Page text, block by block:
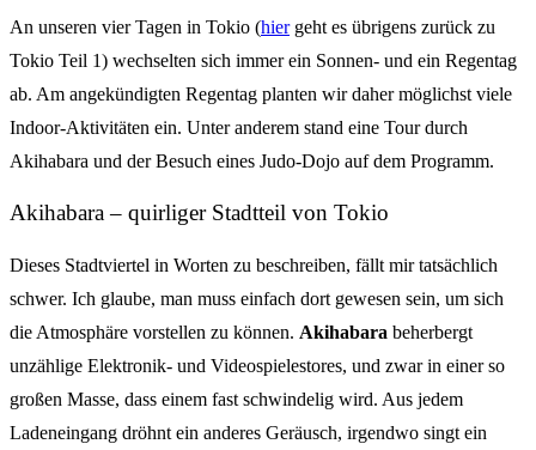
An unseren vier Tagen in Tokio (hiergeht es übrigens zurück zu
Tokio Teil 1) wechselten sich immer ein Sonnen- und ein Regentag
ab. Am angekündigten Regentag planten wir daher möglichst viele
Indoor-Aktivitäten ein. Unter anderem stand eine Tour durch
Akihabara und der Besuch eines Judo-Dojo auf dem Programm.
Akihabara – quirliger Stadtteil von Tokio
Dieses Stadtviertel in Worten zu beschreiben, fällt mir tatsächlich
schwer. Ich glaube, man muss einfach dort gewesen sein, um sich
die Atmosphäre vorstellen zu können. Akihabara beherbergt
unzählige Elektronik- und Videospielestores, und zwar in einer so
großen Masse, dass einem fast schwindelig wird. Aus jedem
Ladeneingang dröhnt ein anderes Geräusch, irgendwo singt ein